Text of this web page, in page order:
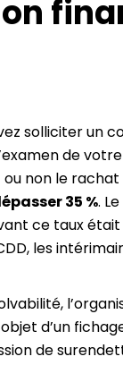
solliciter un
de
non le
35 %.
ce taux
les
d’un
de